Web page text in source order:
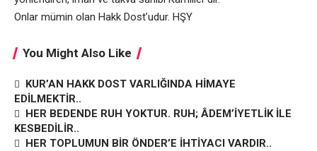
Onlar mümin olan Hakk Dost’udur. HŞY
You Might Also Like
KUR’AN HAKK DOST VARLIĞINDA HİMAYE
EDİLMEKTİR..
HER BEDENDE RUH YOKTUR. RUH; ÂDEM’İYETLİK İLE
KESBEDİLİR..
HER TOPLUMUN BİR ÖNDER’E İHTİYACI VARDIR..